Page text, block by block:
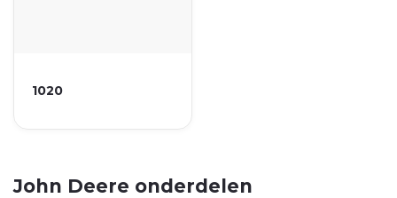
1020
John Deere onderdelen